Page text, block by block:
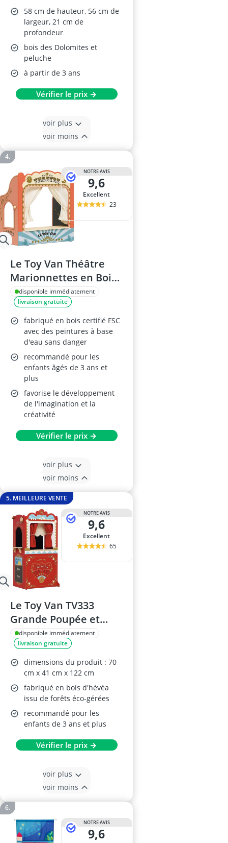
58 cm de hauteur, 56 cm de
largeur, 21 cm de
profondeur
bois des Dolomites et
peluche
à partir de 3 ans
Vérifier le prix →
voir plus
voir moins
NOTRE AVIS
9,6
Excellent
23
Le Toy Van Théâtre
Marionnettes en Bois
TV351
disponible immédiatement
livraison gratuite
fabriqué en bois certifié FSC
avec des peintures à base
d'eau sans danger
recommandé pour les
enfants âgés de 3 ans et
plus
favorise le développement
de l'imagination et la
créativité
Vérifier le prix →
voir plus
voir moins
5. MEILLEURE VENTE
NOTRE AVIS
9,6
Excellent
65
Le Toy Van TV333
Grande Poupée et
Théâtre en Bois 122
cm
disponible immédiatement
livraison gratuite
dimensions du produit : 70
cm x 41 cm x 122 cm
fabriqué en bois d'hévéa
issu de forêts éco-gérées
recommandé pour les
enfants de 3 ans et plus
Vérifier le prix →
voir plus
voir moins
NOTRE AVIS
9,6